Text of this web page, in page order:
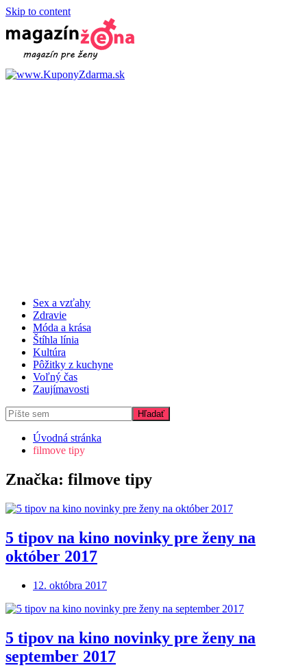
Skip to content
Sex a vzťahy
Zdravie
Móda a krása
Štíhla línia
Kultúra
Pôžitky z kuchyne
Voľný čas
Zaujímavosti
Úvodná stránka
filmove tipy
Značka: filmove tipy
5 tipov na kino novinky pre ženy na
október 2017
12. októbra 2017
5 tipov na kino novinky pre ženy na
september 2017